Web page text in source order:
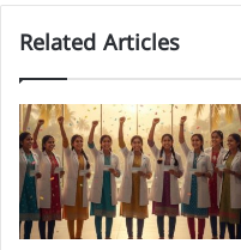
Related Articles